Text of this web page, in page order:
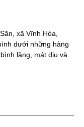
xã Vĩnh Hòa,
dưới những hàng
lặng, mát dịu và